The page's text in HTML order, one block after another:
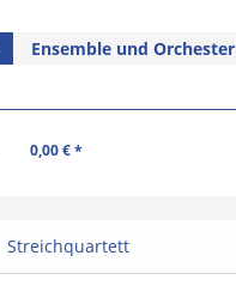
Ensemble und Orchester
0,00 € *
Streichquartett